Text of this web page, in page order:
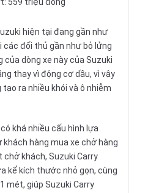
559 triệu đồng
hiện tại đang gần như
đối thủ gần như bỏ lửng
dòng xe này của Suzuki
thay vì động cơ dầu, vì vậy
ra nhiều khói và ô nhiễm
khá nhiều cấu hình lựa
hàng mua xe chở hàng
khách, Suzuki Carry
kể kích thước nhỏ gọn, cùng
mét, giúp Suzuki Carry